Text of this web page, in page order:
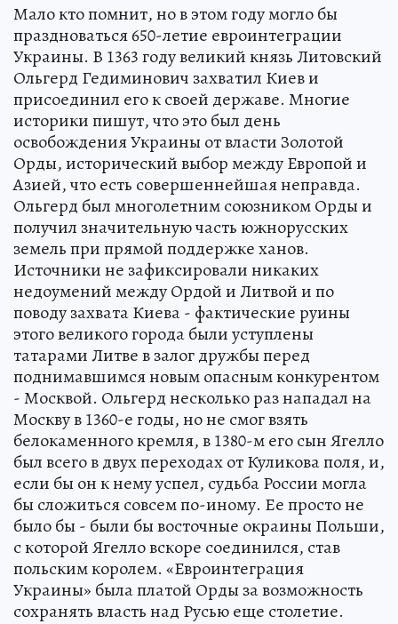
Мало кто помнит, но в этом году могло бы
праздноваться 650-летие евроинтеграции
Украины. В 1363 году великий князь Литовский
Ольгерд Гедиминович захватил Киев и
присоединил его к своей державе. Многие
историки пишут, что это был день
освобождения Украины от власти Золотой
Орды, исторический выбор между Европой и
Азией, что есть совершеннейшая неправда.
Ольгерд был многолетним союзником Орды и
получил значительную часть южнорусских
земель при прямой поддержке ханов.
Источники не зафиксировали никаких
недоумений между Ордой и Литвой и по
поводу захвата Киева - фактические руины
этого великого города были уступлены
татарами Литве в залог дружбы перед
поднимавшимся новым опасным конкурентом
- Москвой. Ольгерд несколько раз нападал на
Москву в 1360-е годы, но не смог взять
белокаменного кремля, в 1380-м его сын Ягелло
был всего в двух переходах от Куликова поля, и,
если бы он к нему успел, судьба России могла
бы сложиться совсем по-иному. Ее просто не
было бы - были бы восточные окраины Польши,
с которой Ягелло вскоре соединился, став
польским королем. «Евроинтеграция
Украины» была платой Орды за возможность
сохранять власть над Русью еще столетие.